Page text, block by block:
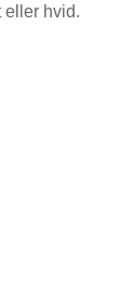
eller hvid.